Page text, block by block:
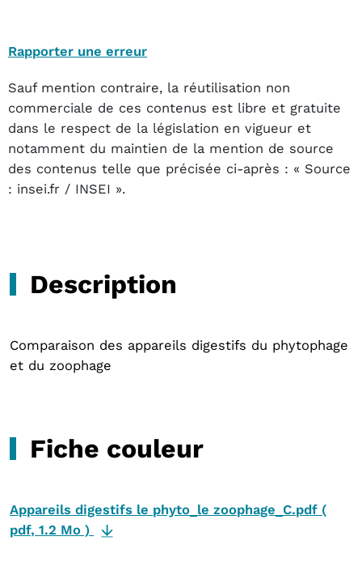
Rapporter une erreur
Sauf mention contraire, la réutilisation non
commerciale de ces contenus est libre et gratuite
dans le respect de la législation en vigueur et
notamment du maintien de la mention de source
des contenus telle que précisée ci-après : « Source
: insei.fr / INSEI ».
Description
Comparaison des appareils digestifs du phytophage
et du zoophage
Fiche couleur
Appareils digestifs le phyto_le zoophage_C.pdf (
pdf, 1.2 Mo )